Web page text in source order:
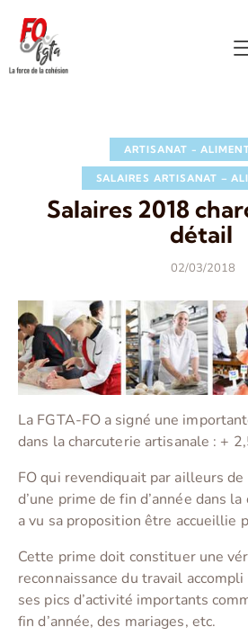
ARTISANAT -
SALAIRES ARTISANAT –
Salaires 2018
détail
02/03/2018
La FGTA-FO a signé une
dans la charcuterie artisanale : +
FO qui revendiquait par ailleurs
d’une prime de fin d’année dans
a vu sa proposition être accueillie
Cette prime doit constituer une
reconnaissance du travail accompli
ses pics d’activité importants
fin d’année, des mariages, etc.